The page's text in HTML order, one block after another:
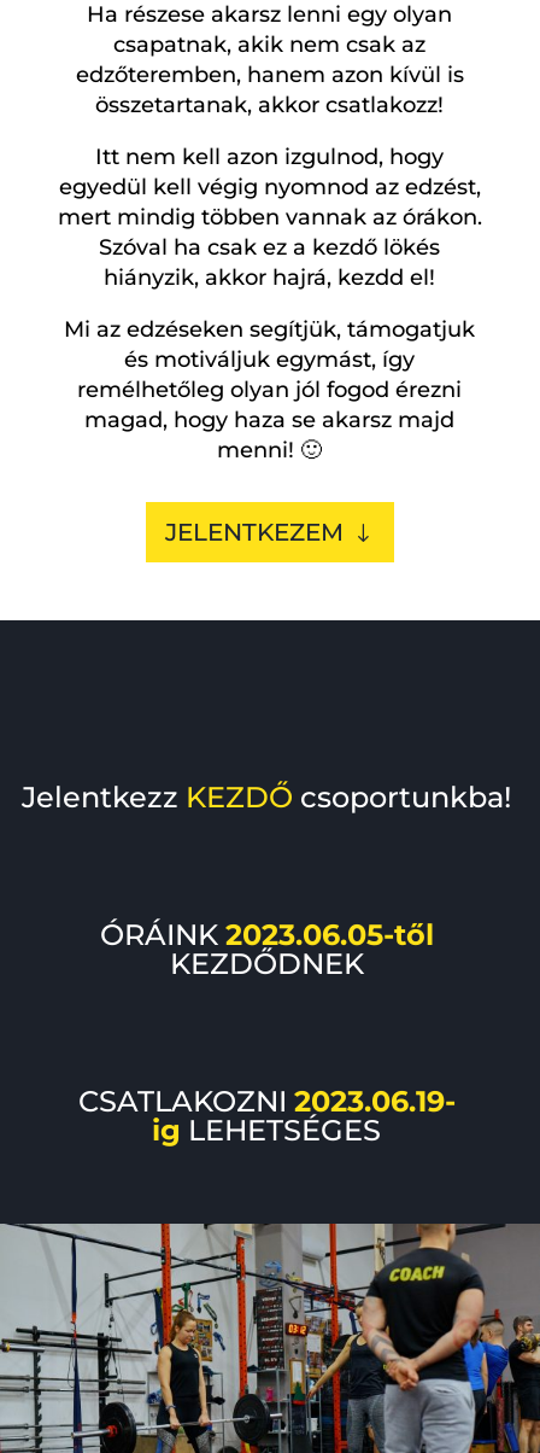
Ha részese akarsz lenni egy olyan
csapatnak, akik nem csak az
edzőteremben, hanem azon kívül is
összetartanak, akkor csatlakozz!
Itt nem kell azon izgulnod, hogy
egyedül kell végig nyomnod az edzést,
mert mindig többen vannak az órákon.
Szóval ha csak ez a kezdő lökés
hiányzik, akkor hajrá, kezdd el!
Mi az edzéseken segítjük, támogatjuk
és motiváljuk egymást, így
remélhetőleg olyan jól fogod érezni
magad, hogy haza se akarsz majd
menni! 🙂
JELENTKEZEM
Jelentkezz KEZDŐ csoportunkba!
ÓRÁINK 2023.06.05-től
KEZDŐDNEK
CSATLAKOZNI 2023.06.19-
ig LEHETSÉGES